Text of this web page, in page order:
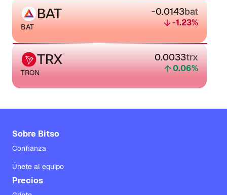
BAT
BAT
-0.0143bat
-1.23%
TRX
TRON
0.0033trx
0.06%
Sobre Bitso
Confianza
Únete al equipo
Precios